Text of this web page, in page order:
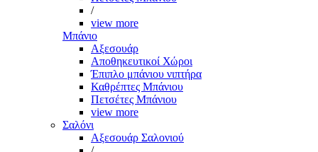
/
view more
Μπάνιο
Αξεσουάρ
Αποθηκευτικοί Χώροι
Έπιπλο μπάνιου νιπτήρα
Καθρέπτες Μπάνιου
Πετσέτες Μπάνιου
view more
Σαλόνι
Αξεσουάρ Σαλονιού